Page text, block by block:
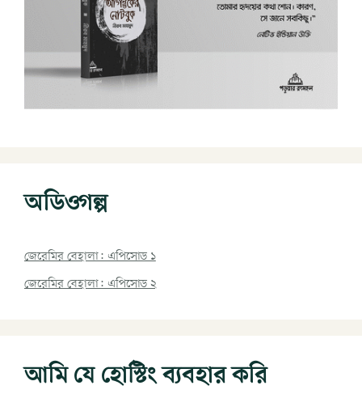
অডিওগল্প
জেরেমির বেহালা: এপিসোড ১
জেরেমির বেহালা: এপিসোড ২
আমি যে হোস্টিং ব্যবহার করি